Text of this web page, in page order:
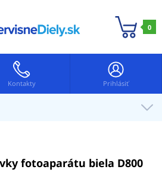
0
Kontakty Prihlásiť
fotoaparátu biela D800